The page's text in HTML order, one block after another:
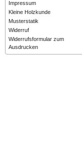
Impressum
Kleine Holzkunde
Musterstatik
Widerruf
Widerrufsformular zum
Ausdrucken